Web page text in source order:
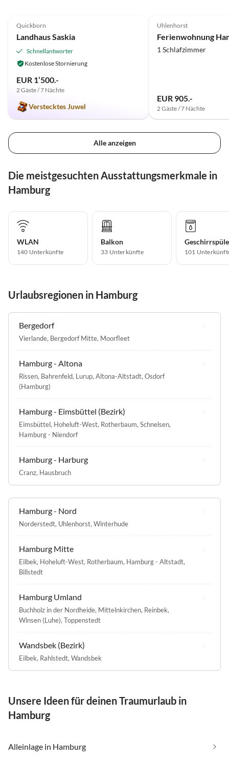
Quickborn
Landhaus Saskia
Schnellantworter
Kostenlose Stornierung
EUR 1’500.-
2 Gäste / 7 Nächte
Verstecktes Juwel
Uhlenhorst
1 Schlafzimmer
EUR 905.-
2 Gäste / 7 Nächte
Alle anzeigen
Die meistgesuchten Ausstattungsmerkmale in
Hamburg
WLAN
140 Unterkünfte
Balkon
33 Unterkünfte 101
Urlaubsregionen in Hamburg
Bergedorf
Vierlande, Bergedorf Mitte, Moorfleet
Hamburg - Altona
Rissen, Bahrenfeld, Lurup, Altona-Altstadt, Osdorf
(Hamburg)
Hamburg - Eimsbüttel (Bezirk)
Eimsbüttel, Hoheluft-West, Rotherbaum, Schnelsen,
Hamburg - Niendorf
Hamburg - Harburg
Cranz, Hausbruch
Hamburg - Nord
Norderstedt, Uhlenhorst, Winterhude
Hamburg Mitte
Eilbek, Hoheluft-West, Rotherbaum, Hamburg - Altstadt,
Billstedt
Hamburg Umland
Buchholz in der Nordheide, Mittelnkirchen, Reinbek,
Winsen (Luhe), Toppenstedt
Wandsbek (Bezirk)
Eilbek, Rahlstedt, Wandsbek
Unsere Ideen für deinen Traumurlaub in
Hamburg
Alleinlage in Hamburg